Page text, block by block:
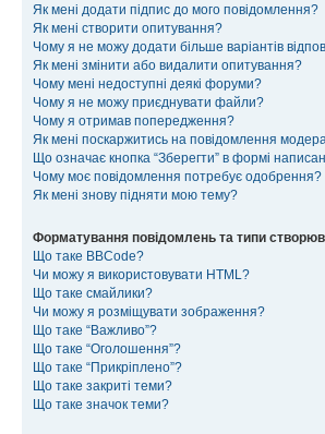
Як мені додати підпис до мого повідомлення?
Як мені створити опитування?
Чому я не можу додати більше варіантів
Як мені змінити або видалити опитування?
Чому мені недоступні деякі форуми?
Чому я не можу приєднувати файли?
Чому я отримав попередження?
Як мені поскаржитись на повідомлення
Що означає кнопка “Зберегти” в формі
Чому моє повідомлення потребує одобрення?
Як мені знову підняти мою тему?
Форматування повідомлень та типи
Що таке BBCode?
Чи можу я використовувати HTML?
Що таке смайлики?
Чи можу я розміщувати зображення?
Що таке “Важливо”?
Що таке “Оголошення”?
Що таке “Прикріплено”?
Що таке закриті теми?
Що таке значок теми?